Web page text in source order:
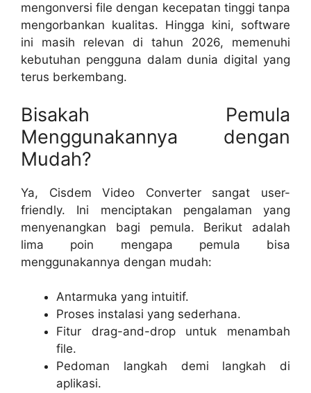
mengonversi file dengan kecepatan tinggi tanpa
mengorbankan kualitas. Hingga kini, software
ini masih relevan di tahun 2026, memenuhi
kebutuhan pengguna dalam dunia digital yang
terus berkembang.
Bisakah Pemula
Menggunakannya dengan
Mudah?
Ya, Cisdem Video Converter sangat user-
friendly. Ini menciptakan pengalaman yang
menyenangkan bagi pemula. Berikut adalah
lima poin mengapa pemula bisa
menggunakannya dengan mudah:
Antarmuka yang intuitif.
Proses instalasi yang sederhana.
Fitur drag-and-drop untuk menambah
file.
Pedoman langkah demi langkah di
aplikasi.